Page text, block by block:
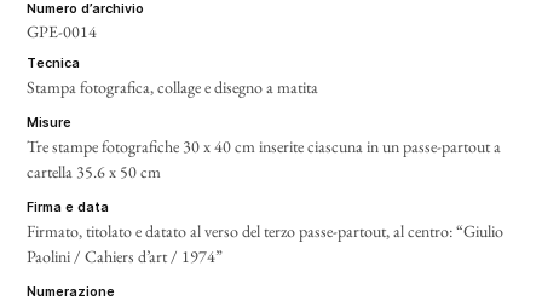
numero d’archivio
GPE-0014
tecnica
Stampa fotografica, collage e disegno a matita
misure
Tre stampe fotografiche 30 x 40 cm inserite ciascuna in un passe-partout a
cartella 35.6 x 50 cm
firma e data
Firmato, titolato e datato al verso del terzo passe-partout, al centro: “Giulio
Paolini / Cahiers d’art / 1974”
numerazione